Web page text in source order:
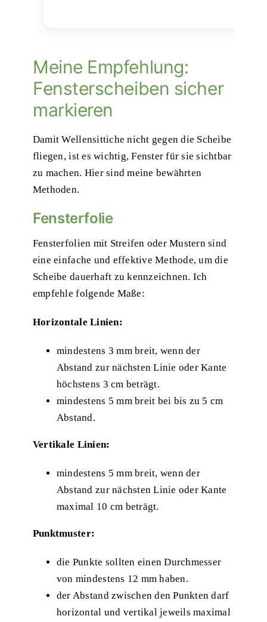
Meine Empfehlung:
Fensterscheiben sicher
markieren
Damit Wellensittiche nicht gegen die Scheibe
fliegen, ist es wichtig, Fenster für sie sichtbar
zu machen. Hier sind meine bewährten
Methoden.
Fensterfolie
Fensterfolien mit Streifen oder Mustern sind
eine einfache und effektive Methode, um die
Scheibe dauerhaft zu kennzeichnen. Ich
empfehle folgende Maße:
Horizontale Linien:
mindestens 3 mm breit, wenn der
Abstand zur nächsten Linie oder Kante
höchstens 3 cm beträgt.
mindestens 5 mm breit bei bis zu 5 cm
Abstand.
Vertikale Linien:
mindestens 5 mm breit, wenn der
Abstand zur nächsten Linie oder Kante
maximal 10 cm beträgt.
Punktmuster:
die Punkte sollten einen Durchmesser
von mindestens 12 mm haben.
der Abstand zwischen den Punkten darf
horizontal und vertikal jeweils maximal